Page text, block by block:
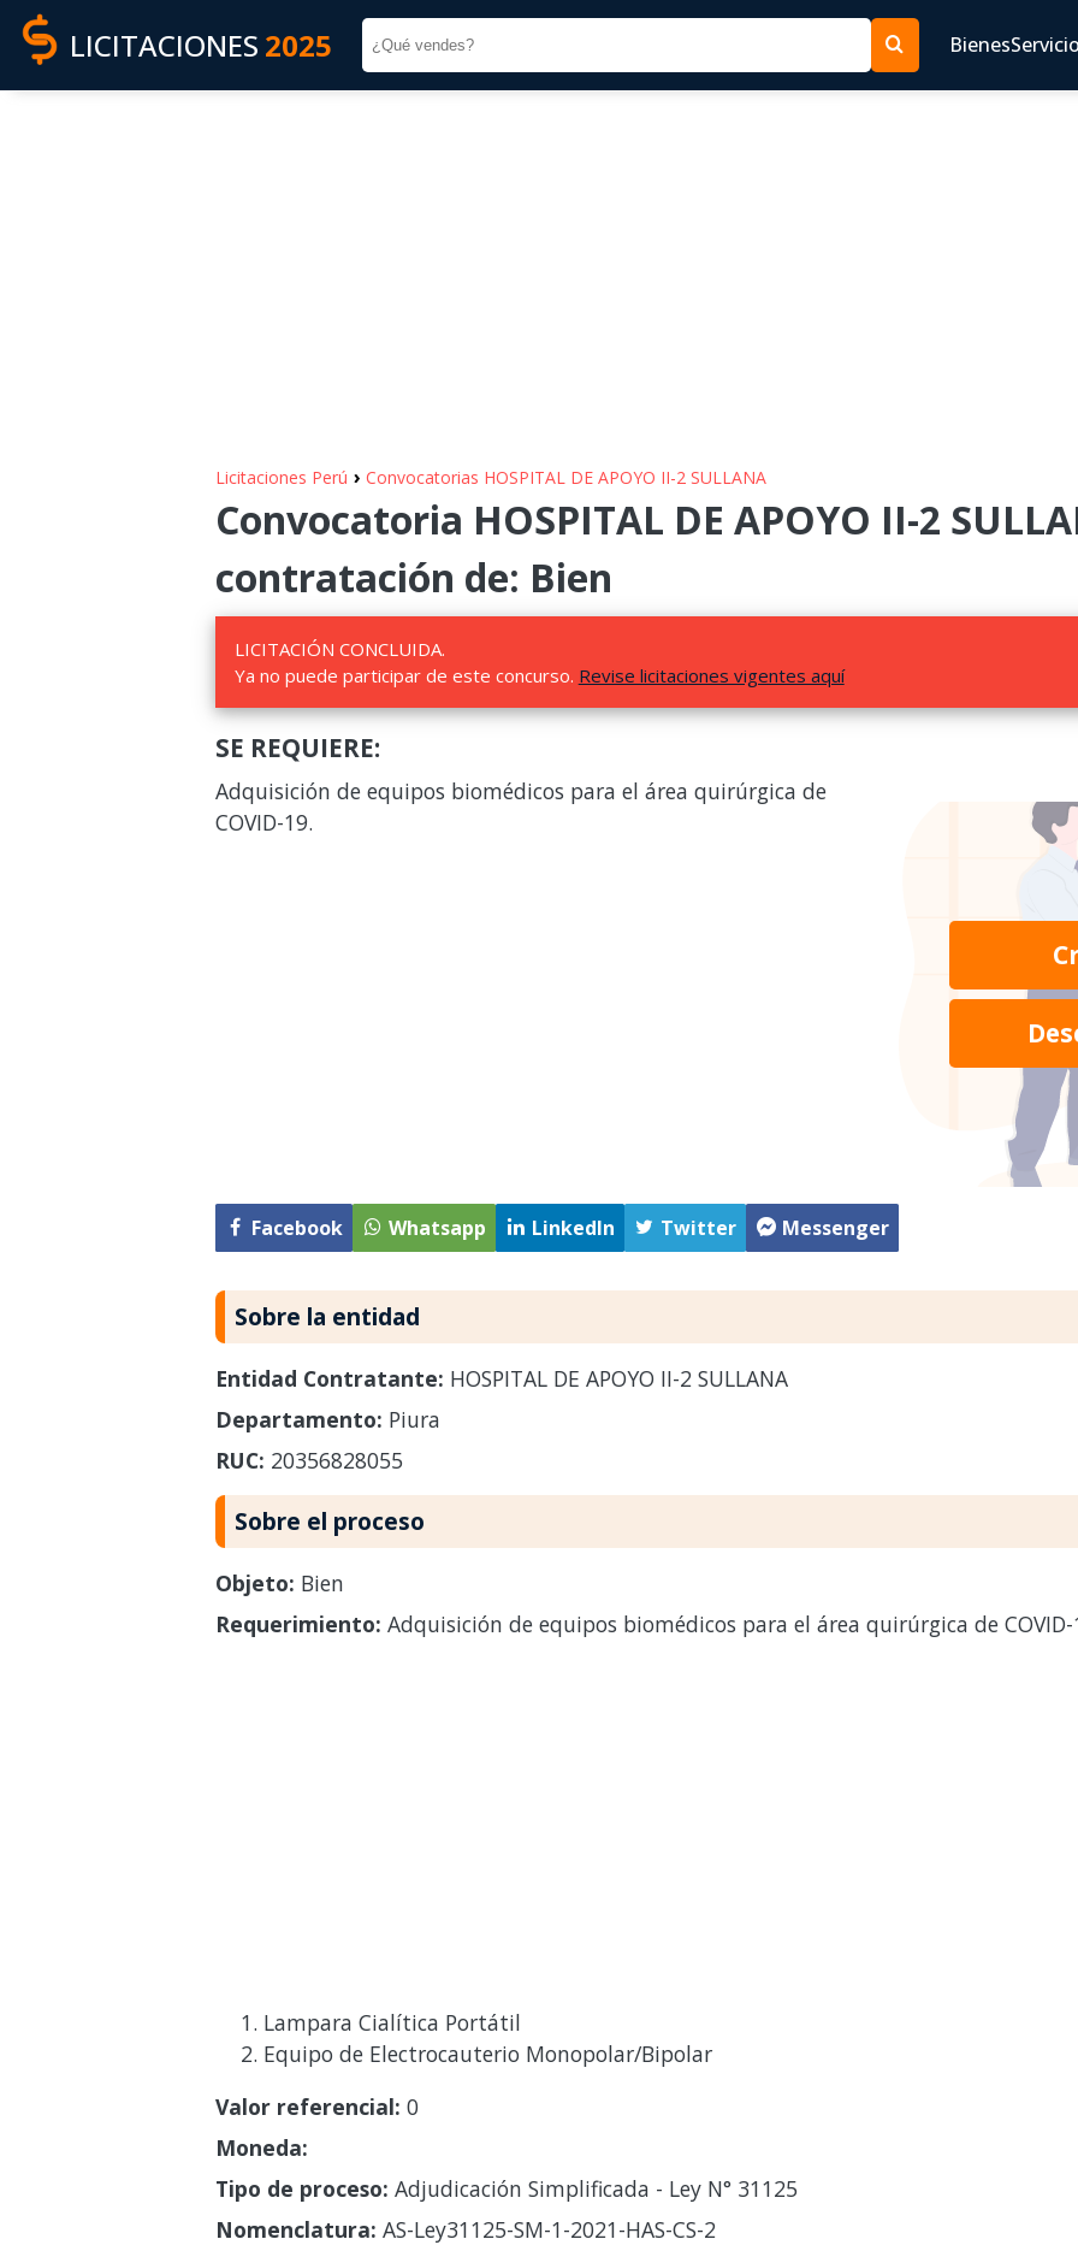
LICITACIONES 2025 Bienes
Licitaciones Perú › Convocatorias HOSPITAL DE APOYO II-2 SULLANA
Convocatoria HOSPITAL DE APOYO II-2
contratación de: Bien
LICITACIÓN CONCLUIDA.
Ya no puede participar de este concurso. Revise licitaciones vigentes aquí
SE REQUIERE:
Adquisición de equipos biomédicos para el área quirúrgica de
COVID-19.
Facebook Whatsapp LinkedIn Twitter Messenger
Sobre la entidad
Entidad Contratante: HOSPITAL DE APOYO II-2 SULLANA
Departamento: Piura
RUC: 20356828055
Sobre el proceso
Objeto: Bien
Requerimiento: Adquisición de equipos biomédicos para el área quirúrgica de COVID-
Lampara Cialítica Portátil
Equipo de Electrocauterio Monopolar/Bipolar
Valor referencial: 0
Moneda:
Tipo de proceso: Adjudicación Simplificada - Ley N° 31125
Nomenclatura: AS-Ley31125-SM-1-2021-HAS-CS-2